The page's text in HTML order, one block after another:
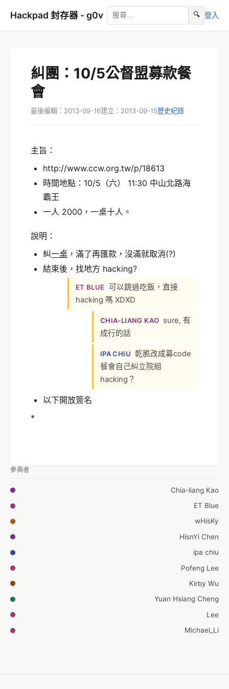
Hackpad 封存器 - g0v 🔍 登入
糾團：10/5公督盟募款餐
會
最後編輯：2013-09-16建立：2013-09-15歷史紀錄
主旨：
http://www.ccw.org.tw/p/18613
時間地點：10/5（六） 11:30 中山北路海
霸王
一人 2000，一桌十人。
說明：
糾一桌 ，滿了再匯款，沒滿就取消(?)
結束後，找地方 hacking?
ET BLUE 可以跳過吃飯，直接
hacking 嗎 XDXD
CHIA-LIANG KAO sure, 有
成行的話
IPA CHIU 乾脆改成募code
餐會自己糾立院組
hacking？
以下開放簽名
*
參與者
Chia-liang Kao
ET Blue
wHisKy
HisnYi Chen
ipa chiu
Pofeng Lee
Kirby Wu
Yuan Hsiang Cheng
Lee
Michael_Li